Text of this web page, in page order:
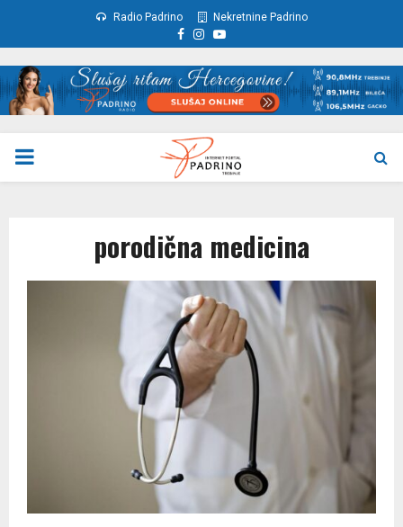
Radio Padrino Nekretnine Padrino
Facebook
Instagram
Youtube
PRIMARY
porodična medicina